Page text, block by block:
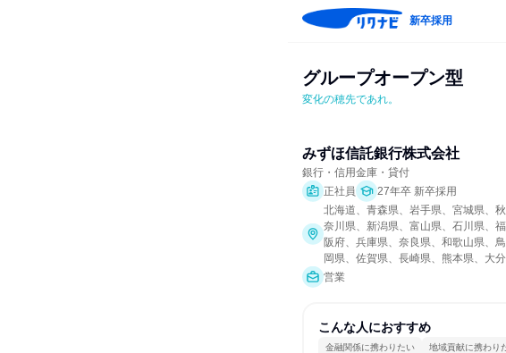
新卒採用
グループオープン型
変化の穂先であれ。
みずほ信託銀行株式会社
銀行・信用金庫・貸付
正社員
27年卒 新卒採用
北海道、青森県、岩手県、宮城県、
奈川県、新潟県、富山県、石川県、
阪府、兵庫県、奈良県、和歌山県、
岡県、佐賀県、長崎県、熊本県、大
営業
こんな人におすすめ
金融関係に携わりたい 地域貢献に携わり